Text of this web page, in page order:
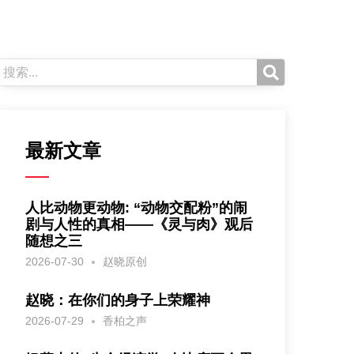
最新文章
人比动物更动物: “动物交配粉”的闹
剧与人性的真相——《灵与肉》观后
随想之三
2026-07-30 赵晓原创
赵晓：在你们的身子上荣耀神
2026-07-29 香柏之声